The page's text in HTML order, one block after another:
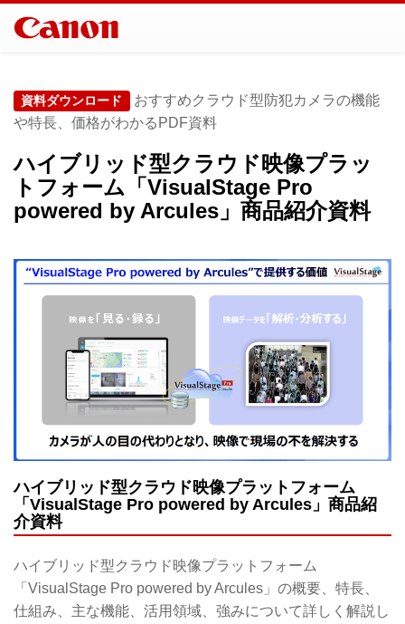
資料ダウンロード
おすすめクラウド型防犯カメラの機能
や特長、価格がわかるPDF資料
ハイブリッド型クラウド映像プラッ
トフォーム「VisualStage Pro
powered by Arcules」商品紹介資料
ハイブリッド型クラウド映像プラットフォーム
「VisualStage Pro powered by Arcules」商品紹
介資料
ハイブリッド型クラウド映像プラットフォーム
「VisualStage Pro powered by Arcules」の概要、特長、
仕組み、主な機能、活用領域、強みについて詳しく解説し